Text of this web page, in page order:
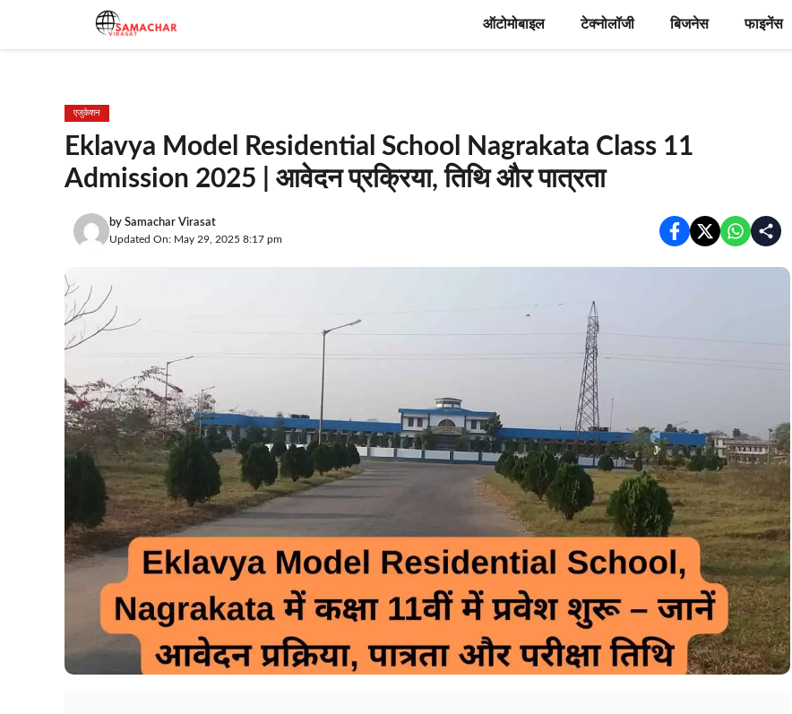
content
ऑटोमोबाइल टेक्नोलॉजी बिजनेस फाइनेंस
एजुकेशन
Eklavya Model Residential School Nagrakata Class 11
Admission 2025 | आवेदन प्रक्रिया, तिथि और पात्रता
by Samachar Virasat
Updated On: May 29, 2025 8:17 pm